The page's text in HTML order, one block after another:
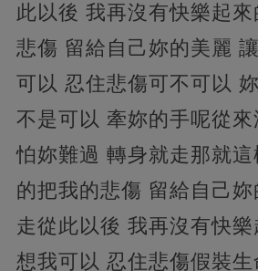
此以後 我再沒有快樂起
悲傷 留給自己妳的美麗
可以 忍住悲傷可不可以
不是可以 牽妳的手呢從
怕妳難過 轉身就走那就
的把我的悲傷 留給自己
走從此以後 我再沒有快
想我可以 忍住悲傷假裝